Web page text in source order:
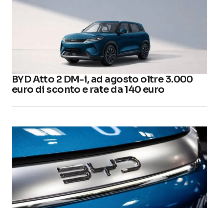
BYD Atto 2 DM-i, ad agosto oltre 3.000
euro di sconto e rate da 140 euro